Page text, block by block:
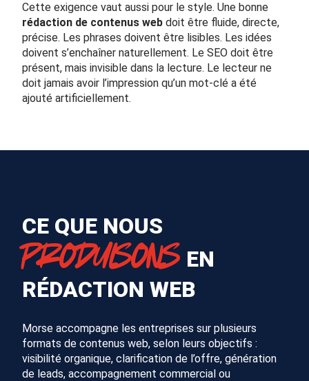
Cette exigence vaut aussi pour le style. Une bonne
rédaction de contenus web doit être fluide, directe,
précise. Les phrases doivent être lisibles. Les idées
doivent s’enchaîner naturellement. Le SEO doit être
présent, mais invisible dans la lecture. Le lecteur ne
doit jamais avoir l’impression qu’un mot-clé a été
ajouté artificiellement.
CE QUE NOUS
PRODUISONS EN
RÉDACTION WEB
Morse accompagne les entreprises sur plusieurs
formats de contenus web, selon leurs objectifs :
visibilité organique, clarification de l’offre, génération
de leads, accompagnement commercial ou